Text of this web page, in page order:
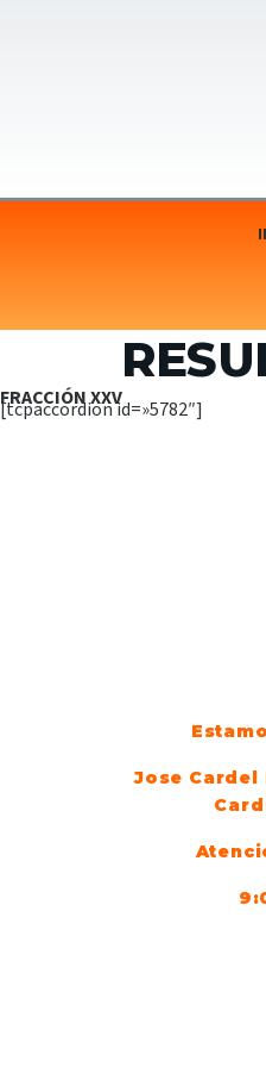
FRACCIÓN XXV
[tcpaccordion id=»5782″]
Jose Cardel